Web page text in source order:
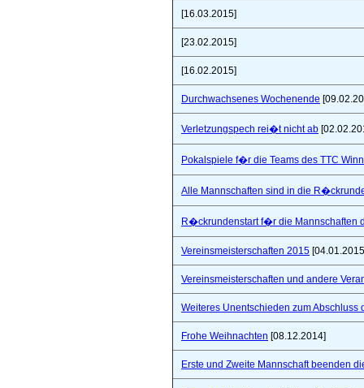
[16.03.2015]
[23.02.2015]
[16.02.2015]
Durchwachsenes Wochenende
Verletzungspech rei�t nicht ab
Pokalspiele f�r die Teams des TTC
Alle Mannschaften sind in die
R�ckrundenstart f�r die Mannschaften
Vereinsmeisterschaften 2015
Vereinsmeisterschaften und andere
Weiteres Unentschieden zum Abschluss
Frohe Weihnachten [08.12.2014]
Erste und Zweite Mannschaft beenden